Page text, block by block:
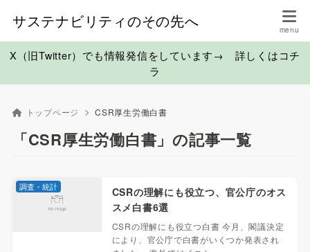
サステナビリティのその先へ
X（旧Twitter）でも情報発信をしています→ 詳しくはコチ
ラ
トップページ CSR厚生労働白書
「CSR厚生労働白書」の記事一覧
CSRの理解にも役立つ、官公庁のオス
スメ白書6選
CSRの理解にも役立つ白書 今月、閣議決定
により、官公庁で白書がいくつか発表され
調査・統計